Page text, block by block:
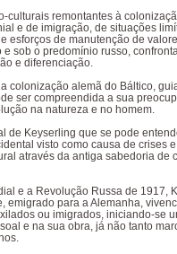
culturais remontantes à
e de imigração, de situações
esforços de manutenção de
sob o predomínio russo,
e diferenciação.
colonização alemã do Báltico,
ser compreendida a sua
na natureza e no homem.
de Keyserling que se pode
visto como causa de crises
através da antiga sabedoria de
e a Revolução Russa de 1917,
emigrado para a Alemanha,
ou imigrados, iniciando-se
e na sua obra, já não tanto